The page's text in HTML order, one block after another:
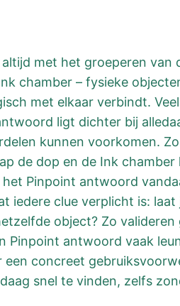
met het groeperen van
chamber – fysieke
met elkaar verbindt.
ligt dichter bij
kunnen voorkomen.
de dop en de Ink
het Pinpoint antwoord
iedere clue verplicht is:
object? Zo
Pinpoint antwoord vaak
concreet
snel te vinden, zelfs